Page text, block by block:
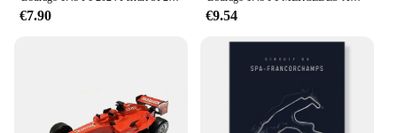
€7.90 €9.54